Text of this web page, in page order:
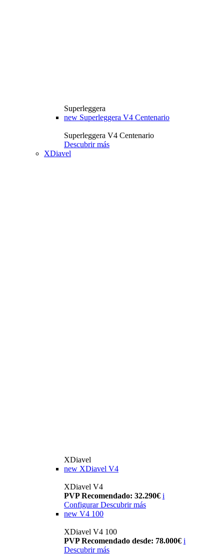
Superleggera
new Superleggera V4 Centenario
Superleggera V4 Centenario
Descubrir más
XDiavel
XDiavel
new XDiavel V4
XDiavel V4
PVP Recomendado: 32.290€ i
Configurar Descubrir más
new V4 100
XDiavel V4 100
PVP Recomendado desde: 78.000€ i
Descubrir más